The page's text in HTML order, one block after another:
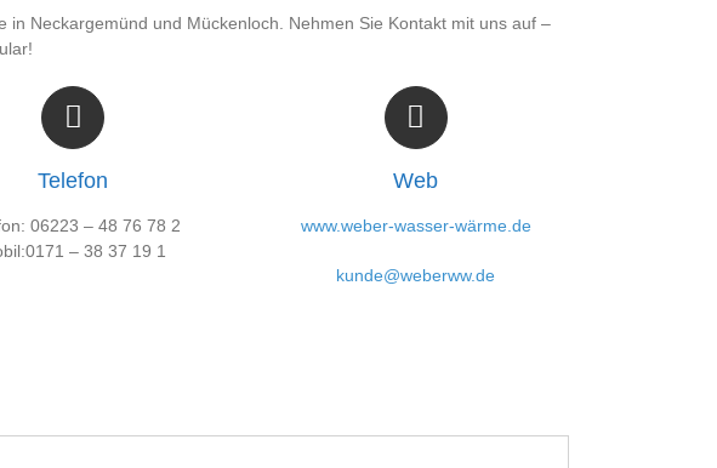
Neckargemünd und Mückenloch. Nehmen Sie Kontakt mit uns auf –
Telefon
06223 – 48 76 78 2
– 38 37 19 1
Web
www.weber-wasser-wärme.de
kunde@weberww.de